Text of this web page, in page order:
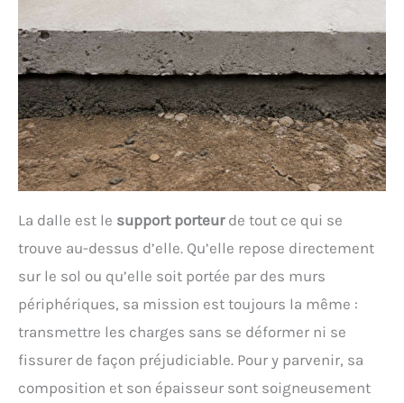
La dalle est le support porteurde tout ce qui se
trouve au-dessus d’elle. Qu’elle repose directement
sur le sol ou qu’elle soit portée par des murs
périphériques, sa mission est toujours la même :
transmettre les charges sans se déformer ni se
fissurer de façon préjudiciable. Pour y parvenir, sa
composition et son épaisseur sont soigneusement